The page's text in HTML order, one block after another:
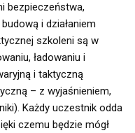
bezpieczeństwa,
i działaniem
szkoleni są w
ładowaniu i
i taktyczną
– z wyjaśnieniem,
Każdy uczestnik odda
czemu będzie mógł